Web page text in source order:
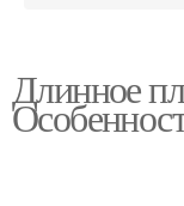
Платья для
Длинное